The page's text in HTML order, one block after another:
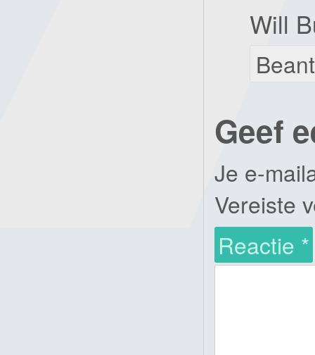
Will
Geef
Je e-
Vereiste
Reactie *